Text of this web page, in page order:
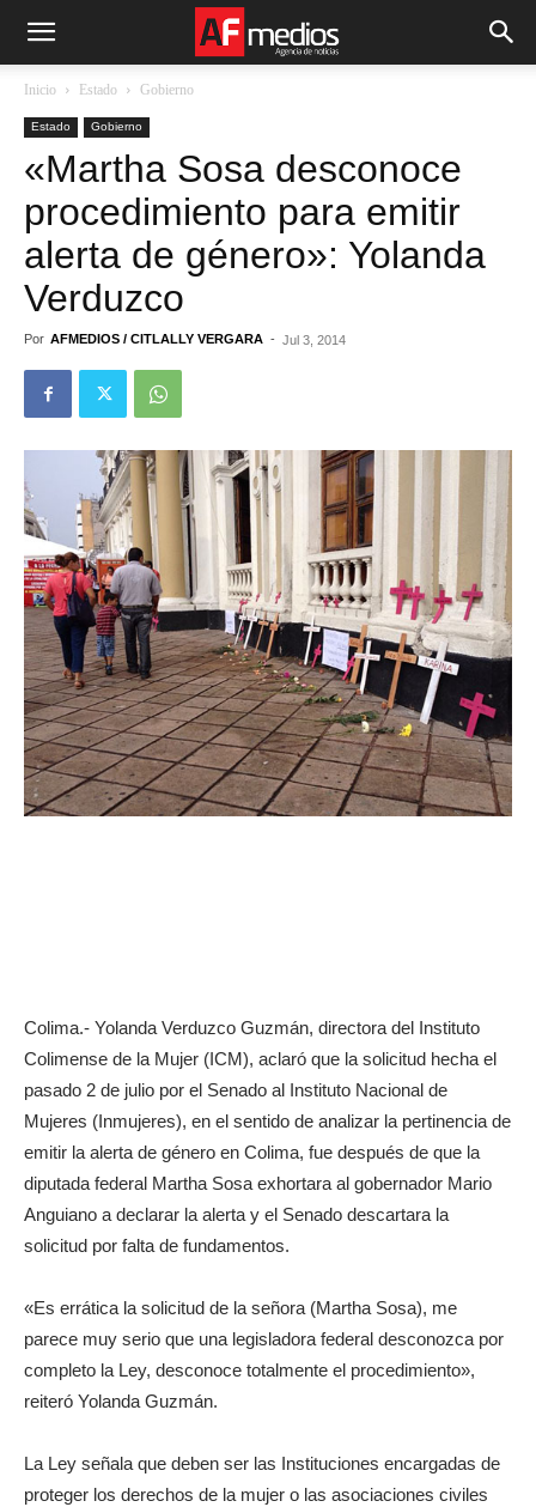
Inicio Estado Gobierno
Estado Gobierno
«Martha Sosa desconoce
procedimiento para emitir
alerta de género»: Yolanda
Verduzco
Por AFMEDIOS / CITLALLY VERGARA - Jul 3, 2014
Colima.- Yolanda Verduzco Guzmán, directora del Instituto
Colimense de la Mujer (ICM), aclaró que la solicitud hecha el
pasado 2 de julio por el Senado al Instituto Nacional de
Mujeres (Inmujeres), en el sentido de analizar la pertinencia de
emitir la alerta de género en Colima, fue después de que la
diputada federal Martha Sosa exhortara al gobernador Mario
Anguiano a declarar la alerta y el Senado descartara la
solicitud por falta de fundamentos.
«Es errática la solicitud de la señora (Martha Sosa), me
parece muy serio que una legisladora federal desconozca por
completo la Ley, desconoce totalmente el procedimiento»,
reiteró Yolanda Guzmán.
La Ley señala que deben ser las Instituciones encargadas de
proteger los derechos de la mujer o las asociaciones civiles